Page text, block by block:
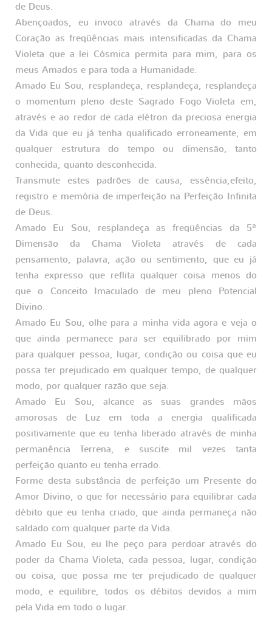
de Deus.
Abençoados, eu invoco através da Chama do meu
Coração as freqüências mais intensificadas da Chama
Violeta que a lei Cósmica permita para mim, para os
meus Amados e para toda a Humanidade.
Amado Eu Sou, resplandeça, resplandeça, resplandeça
o momentum pleno deste Sagrado Fogo Violeta em,
através e ao redor de cada elétron da preciosa energia
da Vida que eu já tenha qualificado erroneamente, em
qualquer estrutura do tempo ou dimensão, tanto
conhecida, quanto desconhecida.
Transmute estes padrões de causa, essência,efeito,
registro e memória de imperfeição na Perfeição Infinita
de Deus.
Amado Eu Sou, resplandeça as freqüências da 5ª
Dimensão da Chama Violeta através de cada
pensamento, palavra, ação ou sentimento, que eu já
tenha expresso que reflita qualquer coisa menos do
que o Conceito Imaculado de meu pleno Potencial
Divino.
Amado Eu Sou, olhe para a minha vida agora e veja o
que ainda permanece para ser equilibrado por mim
para qualquer pessoa, lugar, condição ou coisa que eu
possa ter prejudicado em qualquer tempo, de qualquer
modo, por qualquer razão que seja.
Amado Eu Sou, alcance as suas grandes mãos
amorosas de Luz em toda a energia qualificada
positivamente que eu tenha liberado através de minha
permanência Terrena, e suscite mil vezes tanta
perfeição quanto eu tenha errado.
Forme desta substância de perfeição um Presente do
Amor Divino, o que for necessário para equilibrar cada
débito que eu tenha criado, que ainda permaneça não
saldado com qualquer parte da Vida.
Amado Eu Sou, eu lhe peço para perdoar através do
poder da Chama Violeta, cada pessoa, lugar, condição
ou coisa, que possa me ter prejudicado de qualquer
modo, e equilibre, todos os débitos devidos a mim
pela Vida em todo o lugar.